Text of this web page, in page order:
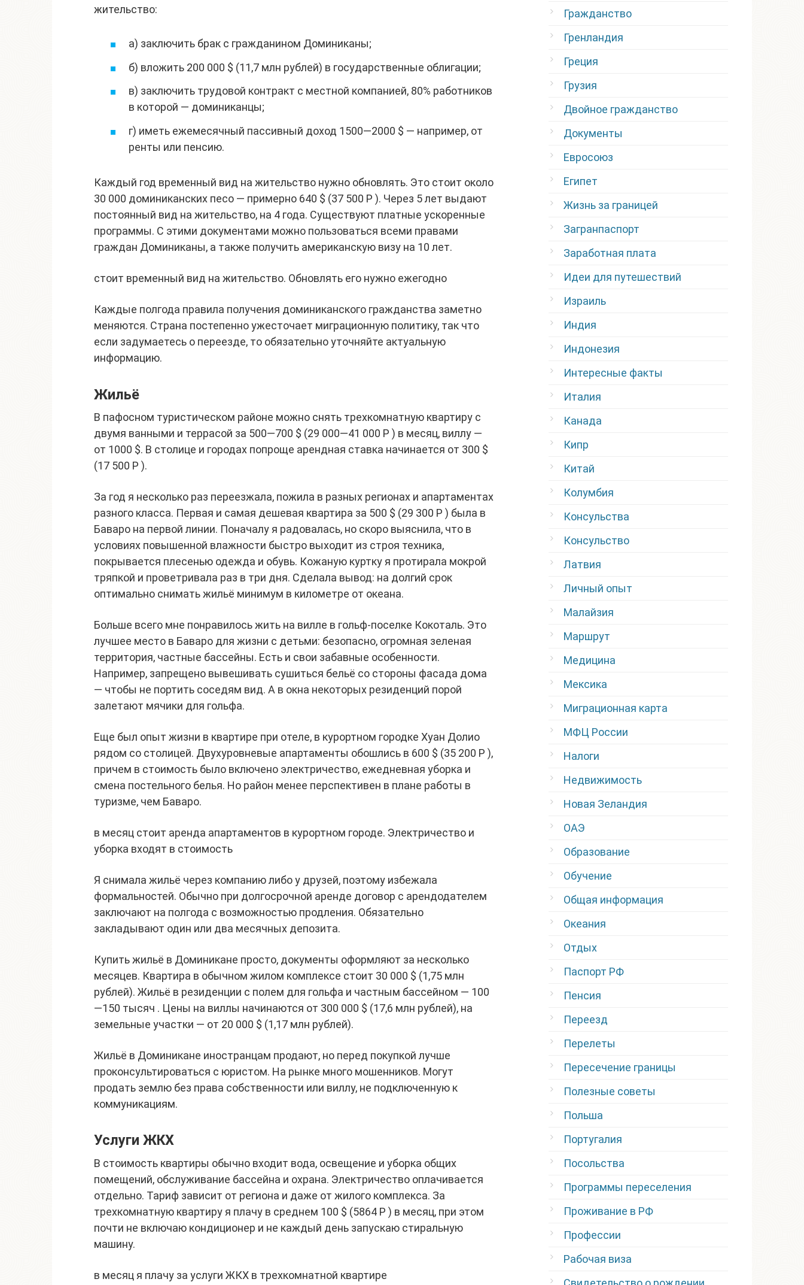
жительство:
a) заключить брак с гражданином Доминиканы;
б) вложить 200 000 $ (11,7 млн рублей) в государственные облигации;
в) заключить трудовой контракт с местной компанией, 80% работников
в которой — доминиканцы;
г) иметь ежемесячный пассивный доход 1500—2000 $ — например, от
ренты или пенсию.
Каждый год временный вид на жительство нужно обновлять. Это стоит около
30 000 доминиканских песо — примерно 640 $ (37 500 Р ). Через 5 лет выдают
постоянный вид на жительство, на 4 года. Существуют платные ускоренные
программы. С этими документами можно пользоваться всеми правами
граждан Доминиканы, а также получить американскую визу на 10 лет.
стоит временный вид на жительство. Обновлять его нужно ежегодно
Каждые полгода правила получения доминиканского гражданства заметно
меняются. Страна постепенно ужесточает миграционную политику, так что
если задумаетесь о переезде, то обязательно уточняйте актуальную
информацию.
Жильё
В пафосном туристическом районе можно снять трехкомнатную квартиру с
двумя ванными и террасой за 500—700 $ (29 000—41 000 Р ) в месяц, виллу —
от 1000 $. В столице и городах попроще арендная ставка начинается от 300 $
(17 500 Р ).
За год я несколько раз переезжала, пожила в разных регионах и апартаментах
разного класса. Первая и самая дешевая квартира за 500 $ (29 300 Р ) была в
Баваро на первой линии. Поначалу я радовалась, но скоро выяснила, что в
условиях повышенной влажности быстро выходит из строя техника,
покрывается плесенью одежда и обувь. Кожаную куртку я протирала мокрой
тряпкой и проветривала раз в три дня. Сделала вывод: на долгий срок
оптимально снимать жильё минимум в километре от океана.
Больше всего мне понравилось жить на вилле в гольф-поселке Кокоталь. Это
лучшее место в Баваро для жизни с детьми: безопасно, огромная зеленая
территория, частные бассейны. Есть и свои забавные особенности.
Например, запрещено вывешивать сушиться бельё со стороны фасада дома
— чтобы не портить соседям вид. А в окна некоторых резиденций порой
залетают мячики для гольфа.
Еще был опыт жизни в квартире при отеле, в курортном городке Хуан Долио
рядом со столицей. Двухуровневые апартаменты обошлись в 600 $ (35 200 Р ),
причем в стоимость было включено электричество, ежедневная уборка и
смена постельного белья. Но район менее перспективен в плане работы в
туризме, чем Баваро.
в месяц стоит аренда апартаментов в курортном городе. Электричество и
уборка входят в стоимость
Я снимала жильё через компанию либо у друзей, поэтому избежала
формальностей. Обычно при долгосрочной аренде договор с арендодателем
заключают на полгода с возможностью продления. Обязательно
закладывают один или два месячных депозита.
Купить жильё в Доминикане просто, документы оформляют за несколько
месяцев. Квартира в обычном жилом комплексе стоит 30 000 $ (1,75 млн
рублей). Жильё в резиденции с полем для гольфа и частным бассейном — 100
—150 тысяч . Цены на виллы начинаются от 300 000 $ (17,6 млн рублей), на
земельные участки — от 20 000 $ (1,17 млн рублей).
Жильё в Доминикане иностранцам продают, но перед покупкой лучше
проконсультироваться с юристом. На рынке много мошенников. Могут
продать землю без права собственности или виллу, не подключенную к
коммуникациям.
Услуги ЖКХ
В стоимость квартиры обычно входит вода, освещение и уборка общих
помещений, обслуживание бассейна и охрана. Электричество оплачивается
отдельно. Тариф зависит от региона и даже от жилого комплекса. За
трехкомнатную квартиру я плачу в среднем 100 $ (5864 Р ) в месяц, при этом
почти не включаю кондиционер и не каждый день запускаю стиральную
машину.
в месяц я плачу за услуги ЖКХ в трехкомнатной квартире
Гражданство
Гренландия
Греция
Грузия
Двойное гражданство
Документы
Евросоюз
Египет
Жизнь за границей
Загранпаспорт
Заработная плата
Идеи для путешествий
Израиль
Индия
Индонезия
Интересные факты
Италия
Канада
Кипр
Китай
Колумбия
Консульства
Консульство
Латвия
Личный опыт
Малайзия
Маршрут
Медицина
Мексика
Миграционная карта
МФЦ России
Налоги
Недвижимость
Новая Зеландия
ОАЭ
Образование
Обучение
Общая информация
Океания
Отдых
Паспорт РФ
Пенсия
Переезд
Перелеты
Пересечение границы
Полезные советы
Польша
Португалия
Посольства
Программы переселения
Проживание в РФ
Профессии
Рабочая виза